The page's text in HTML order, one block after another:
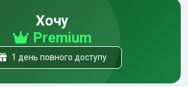
Хочу
Premium
1 день повного доступу